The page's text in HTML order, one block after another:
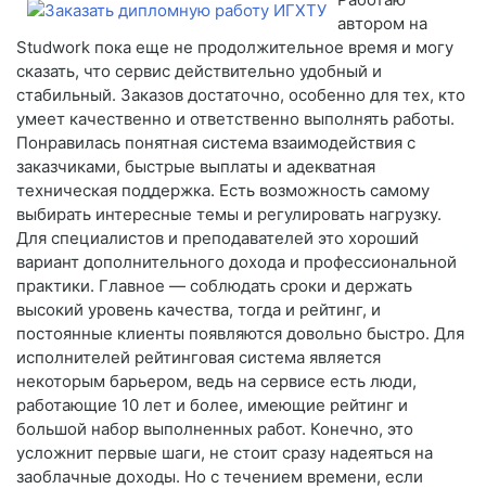
автором на
Studwork пока еще не продолжительное время и могу
сказать, что сервис действительно удобный и
стабильный. Заказов достаточно, особенно для тех, кто
умеет качественно и ответственно выполнять работы.
Понравилась понятная система взаимодействия с
заказчиками, быстрые выплаты и адекватная
техническая поддержка. Есть возможность самому
выбирать интересные темы и регулировать нагрузку.
Для специалистов и преподавателей это хороший
вариант дополнительного дохода и профессиональной
практики. Главное — соблюдать сроки и держать
высокий уровень качества, тогда и рейтинг, и
постоянные клиенты появляются довольно быстро. Для
исполнителей рейтинговая система является
некоторым барьером, ведь на сервисе есть люди,
работающие 10 лет и более, имеющие рейтинг и
большой набор выполненных работ. Конечно, это
усложнит первые шаги, не стоит сразу надеяться на
заоблачные доходы. Но с течением времени, если